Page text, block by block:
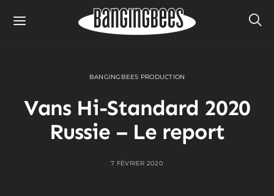
BANGINGBEES PRODUCTION
Vans Hi-Standard 2020
Russie – Le report
7 FÉVRIER 2020